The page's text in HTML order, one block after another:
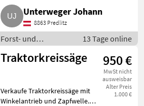
Unterweger Johann
8863 Predlitz
Forst- und
Holztechnik /
Kreissägen
13 Tage online
Traktorkreissäge 950 €
MwSt nicht
ausweisbar
Alter Preis
1.000 €
Verkaufe Traktorkreissäge mit
Winkelantrieb und Zapfwelle.